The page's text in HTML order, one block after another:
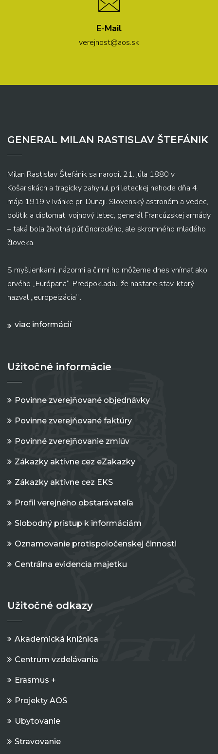
E-Mail
verejnost@aos.sk
GENERAL MILAN RASTISLAV ŠTEFÁNIK
Milan Rastislav Štefánik sa narodil 21. júla 1880 v
Košariskách a tragicky zahynul pri leteckej nehode dňa 4.
mája 1919 v Ivánke pri Dunaji. Slovenský astronóm a vedec,
politik a diplomat, vojnový letec, generál Francúzskej armády
– taká bola životná púť činorodého, ale skromného mladého
človeka.
S myšlienkami, názormi a činmi ho môžeme dnes vnímať ako
prvého „Európana“. Predpokladal, že nastane stav, ktorý
nazval „europeizácia“...
viac informácií
Užitočné informácie
Povinne zverejňované objednávky
Povinne zverejňované faktúry
Povinné zverejňovanie zmlúv
Zákazky aktívne cez eZakazky
Zákazky aktívne cez EKS
Profil verejného obstarávateľa
Slobodný prístup k informáciám
Oznamovanie protispoločenskej činnosti
Centrálna evidencia majetku
Užitočné odkazy
Akademická knižnica
Centrum vzdelávania
Erasmus +
Projekty AOS
Ubytovanie
Stravovanie